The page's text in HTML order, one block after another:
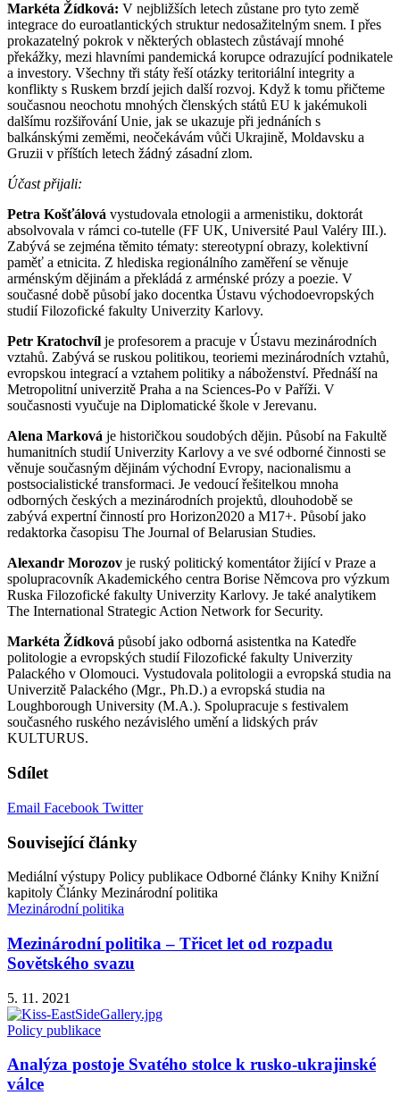
Markéta Žídková: V nejbližších letech zůstane pro tyto země
integrace do euroatlantických struktur nedosažitelným snem. I přes
prokazatelný pokrok v některých oblastech zůstávají mnohé
překážky, mezi hlavními pandemická korupce odrazující podnikatele
a investory. Všechny tři státy řeší otázky teritoriální integrity a
konflikty s Ruskem brzdí jejich další rozvoj. Když k tomu přičteme
současnou neochotu mnohých členských států EU k jakémukoli
dalšímu rozšiřování Unie, jak se ukazuje při jednáních s
balkánskými zeměmi, neočekávám vůči Ukrajině, Moldavsku a
Gruzii v příštích letech žádný zásadní zlom.
Účast přijali:
Petra Košťálová vystudovala etnologii a armenistiku, doktorát
absolvovala v rámci co-tutelle (FF UK, Université Paul Valéry III.).
Zabývá se zejména těmito tématy: stereotypní obrazy, kolektivní
paměť a etnicita. Z hlediska regionálního zaměření se věnuje
arménským dějinám a překládá z arménské prózy a poezie. V
současné době působí jako docentka Ústavu východoevropských
studií Filozofické fakulty Univerzity Karlovy.
Petr Kratochvíl je profesorem a pracuje v Ústavu mezinárodních
vztahů. Zabývá se ruskou politikou, teoriemi mezinárodních vztahů,
evropskou integrací a vztahem politiky a náboženství. Přednáší na
Metropolitní univerzitě Praha a na Sciences-Po v Paříži. V
současnosti vyučuje na Diplomatické škole v Jerevanu.
Alena Marková je historičkou soudobých dějin. Působí na Fakultě
humanitních studií Univerzity Karlovy a ve své odborné činnosti se
věnuje současným dějinám východní Evropy, nacionalismu a
postsocialistické transformaci. Je vedoucí řešitelkou mnoha
odborných českých a mezinárodních projektů, dlouhodobě se
zabývá expertní činností pro Horizon2020 a M17+. Působí jako
redaktorka časopisu The Journal of Belarusian Studies.
Alexandr Morozov je ruský politický komentátor žijící v Praze a
spolupracovník Akademického centra Borise Němcova pro výzkum
Ruska Filozofické fakulty Univerzity Karlovy. Je také analytikem
The International Strategic Action Network for Security.
Markéta Žídková působí jako odborná asistentka na Katedře
politologie a evropských studií Filozofické fakulty Univerzity
Palackého v Olomouci. Vystudovala politologii a evropská studia na
Univerzitě Palackého (Mgr., Ph.D.) a evropská studia na
Loughborough University (M.A.). Spolupracuje s festivalem
současného ruského nezávislého umění a lidských práv
KULTURUS.
Sdílet
Email Facebook Twitter
Související články
Mediální výstupy Policy publikace Odborné články Knihy Knižní
kapitoly Články Mezinárodní politika
Mezinárodní politika
Mezinárodní politika – Třicet let od rozpadu
Sovětského svazu
5. 11. 2021
Policy publikace
Analýza postoje Svatého stolce k rusko-ukrajinské
válce